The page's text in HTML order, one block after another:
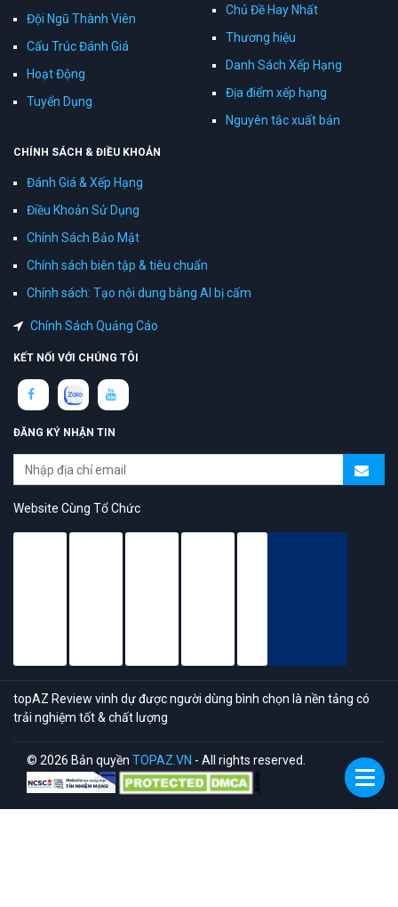
Đội Ngũ Thành Viên
Cấu Trúc Đánh Giá
Hoạt Động
Tuyển Dụng
Chủ Đề Hay Nhất
Thương hiệu
Danh Sách Xếp Hạng
Địa điểm xếp hạng
Nguyên tắc xuất bản
CHÍNH SÁCH & ĐIỀU KHOẢN
Đánh Giá & Xếp Hạng
Điều Khoản Sử Dụng
Chính Sách Bảo Mật
Chính sách biên tập & tiêu chuẩn
Chính sách: Tạo nội dung bằng AI bị cấm
Chính Sách Quảng Cáo
KẾT NỐI VỚI CHÚNG TÔI
ĐĂNG KÝ NHẬN TIN
Website Cùng Tổ Chức